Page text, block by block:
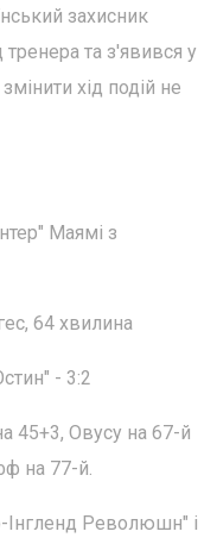
захисник
та з'явився у
хід подій не
Маямі з
64 хвилина
- 3:2
45+3, Овусу на 67-й
на 77-й.
Інгленд Революшн" і